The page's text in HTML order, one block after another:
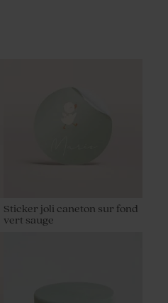
Sticker joli caneton sur fond
vert sauge